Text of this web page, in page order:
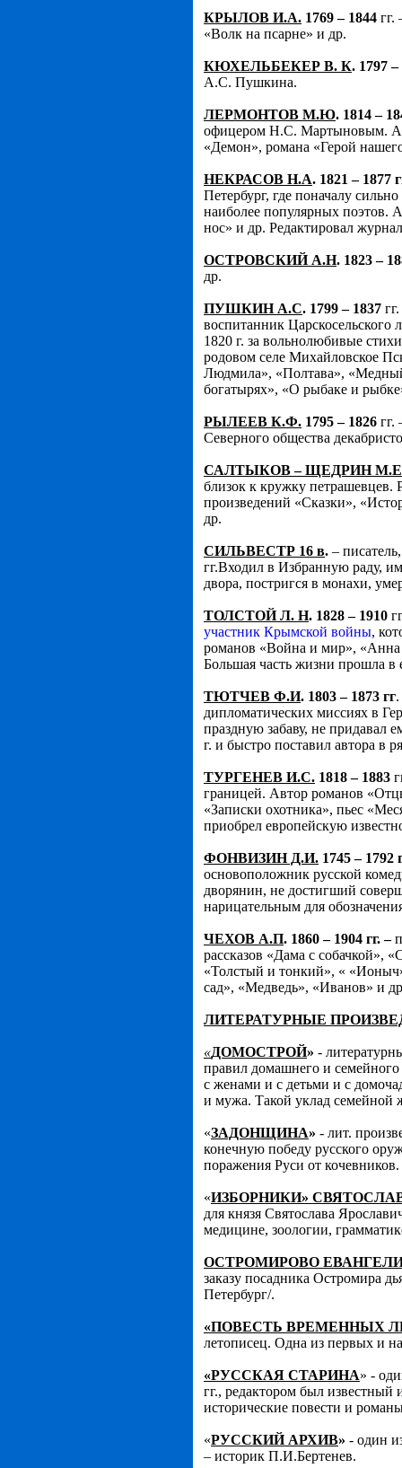
КРЫЛОВ И.А. 1769 – 1844 гг.
«Волк на псарне» и др.
КЮХЕЛЬБЕКЕР В. К. 1797 –
А.С. Пушкина.
ЛЕРМОНТОВ М.Ю. 1814 –
офицером Н.С. Мартыновым.
«Демон», романа «Герой
НЕКРАСОВ Н.А. 1821 – 1877
Петербург, где поначалу
наиболее популярных
нос» и др. Редактировал
ОСТРОВСКИЙ А.Н. 1823 –
др.
ПУШКИН А.С. 1799 – 1837
воспитанник Царскосельского
1820 г. за вольнолюбивые
родовом селе Михайловское
Людмила», «Полтава»,
богатырях», «О рыбаке и
РЫЛЕЕВ К.Ф. 1795 – 1826 гг.
Северного общества
САЛТЫКОВ – ЩЕДРИН
близок к кружку петрашевцев.
произведений «Сказки»,
др.
СИЛЬВЕСТР 16 в. –
гг.Входил в Избранную раду,
двора, постригся в монахи,
ТОЛСТОЙ Л. Н. 1828 – 1910
участник Крымской войны,
романов «Война и мир», «Анна
Большая часть жизни прошла в
ТЮТЧЕВ Ф.И. 1803 – 1873 гг
дипломатических миссиях в
праздную забаву, не придавал
г. и быстро поставил автора в
ТУРГЕНЕВ И.С. 1818 – 1883
границей. Автор романов
«Записки охотника», пьес
приобрел европейскую
ФОНВИЗИН Д.И. 1745 – 1792
основоположник русской
дворянин, не достигший
нарицательным для
ЧЕХОВ А.П. 1860 – 1904 гг. –
рассказов «Дама с собачкой»,
«Толстый и тонкий», «
сад», «Медведь», «Иванов» и
ЛИТЕРАТУРНЫЕ
«ДОМОСТРОЙ» -
правил домашнего и
с женами и с детьми и с
и мужа. Такой уклад семейной
«ЗАДОНЩИНА» - лит.
конечную победу русского
поражения Руси от кочевников.
«ИЗБОРНИКИ»
для князя Святослава
медицине, зоологии,
ОСТРОМИРОВО
заказу посадника Остромира
Петербург/.
«ПОВЕСТЬ ВРЕМЕННЫХ
летописец. Одна из первых и
«РУССКАЯ СТАРИНА» -
гг., редактором был
исторические повести и
«РУССКИЙ АРХИВ» - один
– историк П.И.Бертенев.